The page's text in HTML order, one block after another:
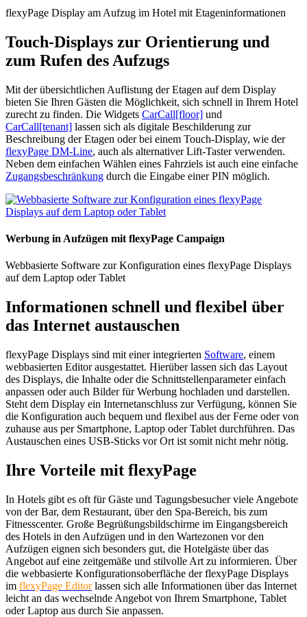
flexyPage Display am Aufzug im Hotel mit Etageninformationen
Touch-Displays zur Orientierung und
zum Rufen des Aufzugs
Mit der übersichtlichen Auflistung der Etagen auf dem Display
bieten Sie Ihren Gästen die Möglichkeit, sich schnell in Ihrem Hotel
zurecht zu finden. Die Widgets CarCall[floor] und
CarCall[tenant] lassen sich als digitale Beschilderung zur
Beschreibung der Etagen oder bei einem Touch-Display, wie der
flexyPage DM-Line, auch als alternativer Lift-Taster verwenden.
Neben dem einfachen Wählen eines Fahrziels ist auch eine einfache
Zugangsbeschränkung durch die Eingabe einer PIN möglich.
Werbung in Aufzügen mit flexyPage Campaign
Webbasierte Software zur Konfiguration eines flexyPage Displays
auf dem Laptop oder Tablet
Informationen schnell und flexibel über
das Internet austauschen
flexyPage Displays sind mit einer integrierten Software, einem
webbasierten Editor ausgestattet. Hierüber lassen sich das Layout
des Displays, die Inhalte oder die Schnittstellenparameter einfach
anpassen oder auch Bilder für Werbung hochladen und darstellen.
Steht dem Display ein Internetanschluss zur Verfügung, können Sie
die Konfiguration auch bequem und flexibel aus der Ferne oder von
zuhause aus per Smartphone, Laptop oder Tablet durchführen. Das
Austauschen eines USB-Sticks vor Ort ist somit nicht mehr nötig.
Ihre Vorteile mit flexyPage
In Hotels gibt es oft für Gäste und Tagungsbesucher viele Angebote
von der Bar, dem Restaurant, über den Spa-Bereich, bis zum
Fitnesscenter. Große Begrüßungsbildschirme im Eingangsbereich
des Hotels in den Aufzügen und in den Wartezonen vor den
Aufzügen eignen sich besonders gut, die Hotelgäste über das
Angebot auf eine zeitgemäße und stilvolle Art zu informieren. Über
die webbasierte Konfigurationsoberfläche der flexyPage Displays
im flexyPage Editorlassen sich alle Informationen über das Internet
leicht an das wechselnde Angebot von Ihrem Smartphone, Tablet
oder Laptop aus durch Sie anpassen.